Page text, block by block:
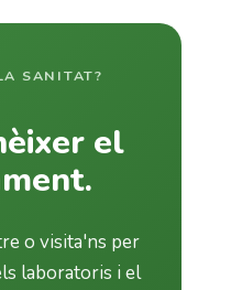
SANITAT?
el
o visita'ns per
laboratoris i el